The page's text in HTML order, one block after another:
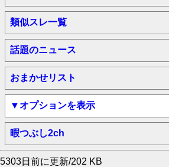
類似スレ一覧
話題のニュース
おまかせリスト
▼オプションを表示
暇つぶし2ch
5303日前に更新/202 KB